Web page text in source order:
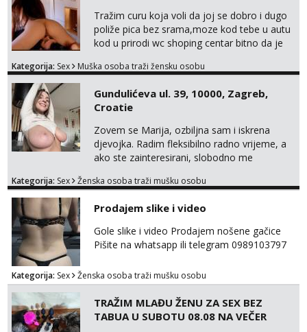
Tražim curu koja voli da joj se dobro i dugo
poliže pica bez srama,moze kod tebe u autu
kod u prirodi wc shoping centar bitno da je
jer nisam solo. Zgodan sam i diskretan,sliku
za brz dogovor Kontakt 0958759047
Kategorija: Sex Muška osoba traži žensku osobu
Gundulićeva ul. 39, 10000, Zagreb,
Croatie
Zovem se Marija, ozbiljna sam i iskrena
djevojka. Radim fleksibilno radno vrijeme, a
ako ste zainteresirani, slobodno me
broj☎️:+385 92 451 2472
Kategorija: Sex Ženska osoba traži mušku osobu
Prodajem slike i video
Gole slike i video Prodajem nošene gačice
Pišite na whatsapp ili telegram 0989103797
Kategorija: Sex Ženska osoba traži mušku osobu
TRAŽIM MLAĐU ŽENU ZA SEX BEZ
TABUA U SUBOTU 08.08 NA VEČER